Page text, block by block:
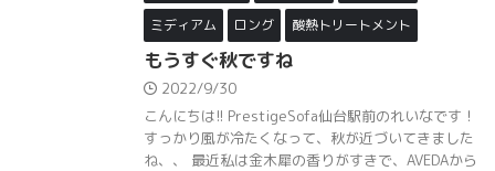
ミディアム ロング 酸熱トリートメント
もうすぐ秋ですね
2022/9/30
こんにちは!! PrestigeSofa仙台駅前のれいなです！
すっかり風が冷たくなって、秋が近づいてきました
ね、、 最近私は金木犀の香りがすきで、AVEDAから